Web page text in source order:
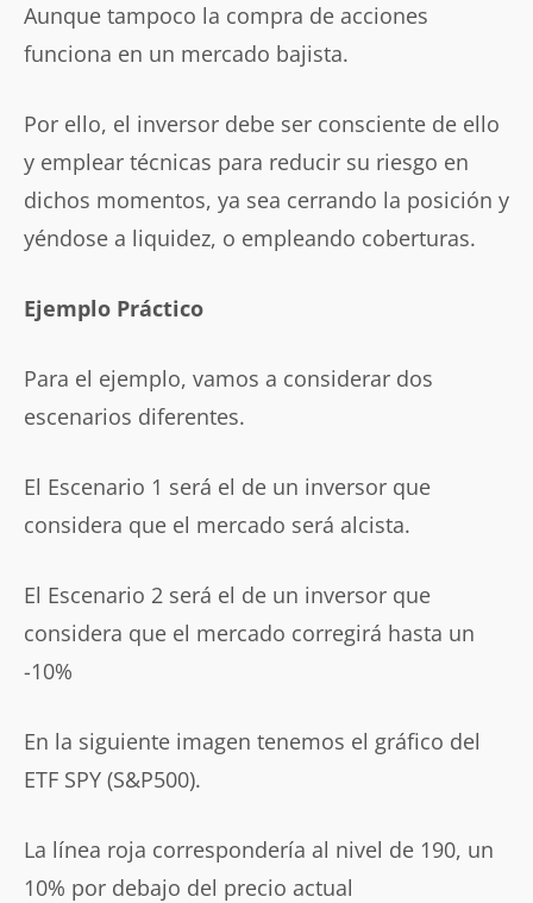
Aunque tampoco la compra de acciones
funciona en un mercado bajista.
Por ello, el inversor debe ser consciente de ello
y emplear técnicas para reducir su riesgo en
dichos momentos, ya sea cerrando la posición y
yéndose a liquidez, o empleando coberturas.
Ejemplo Práctico
Para el ejemplo, vamos a considerar dos
escenarios diferentes.
El Escenario 1 será el de un inversor que
considera que el mercado será alcista.
El Escenario 2 será el de un inversor que
considera que el mercado corregirá hasta un
-10%
En la siguiente imagen tenemos el gráfico del
ETF SPY (S&P500).
La línea roja correspondería al nivel de 190, un
10% por debajo del precio actual